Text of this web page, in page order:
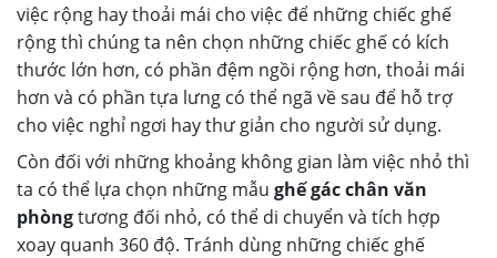
việc rộng hay thoải mái cho việc để những chiếc ghế
rộng thì chúng ta nên chọn những chiếc ghế có kích
thước lớn hơn, có phần đệm ngồi rộng hơn, thoải mái
hơn và có phần tựa lưng có thể ngã về sau để hỗ trợ
cho việc nghỉ ngơi hay thư giản cho người sử dụng.
Còn đối với những khoảng không gian làm việc nhỏ thì
ta có thể lựa chọn những mẫu ghế gác chân văn
phòngtương đối nhỏ, có thể di chuyển và tích hợp
xoay quanh 360 độ. Tránh dùng những chiếc ghế